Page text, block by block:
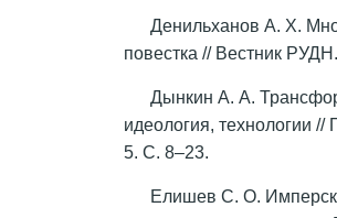
Денильханов А. Х.
повестка // Вестник
Дынкин А. А.
идеология, технологии
5. С. 8–23.
Елишев С. О.